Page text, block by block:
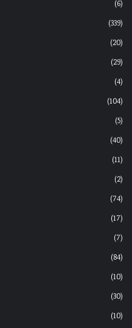
(6)
(339)
(20)
(29)
(4)
(104)
(5)
(40)
(11)
(2)
(74)
(17)
(7)
(84)
(10)
(30)
(10)